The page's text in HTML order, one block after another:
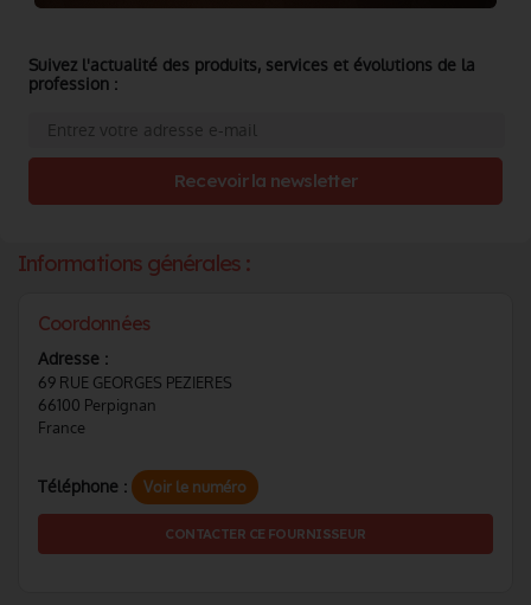
Informations générales :
Coordonnées
Adresse :
69 RUE GEORGES PEZIERES
66100 Perpignan
France
Téléphone : Voir le numéro
CONTACTER CE FOURNISSEUR
Suivez l'actualité des produits, services et évolutions de la
profession :
Recevoir la newsletter